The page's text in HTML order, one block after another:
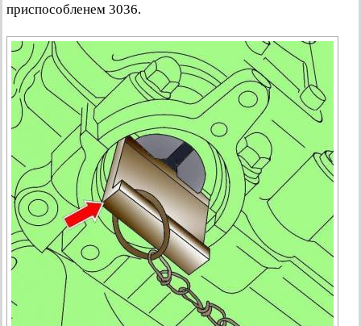
приспособленем 3036.